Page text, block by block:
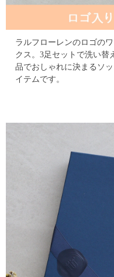
ラルフローレンのロゴの
クス。 3足セットで洗い替
品でおしゃれに決まるソ
イテムです。